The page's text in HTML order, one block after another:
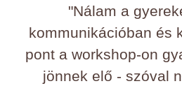
"Nálam a
kommunikációban és
pont a workshop-on
jönnek elő - szóval